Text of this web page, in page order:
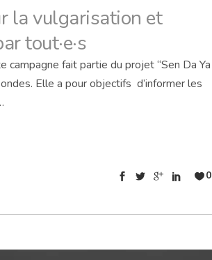
la vulgarisation et
tout·e·s
fait partie du projet “Sen Da Ya
Elle a pour objectifs d’informer les
0